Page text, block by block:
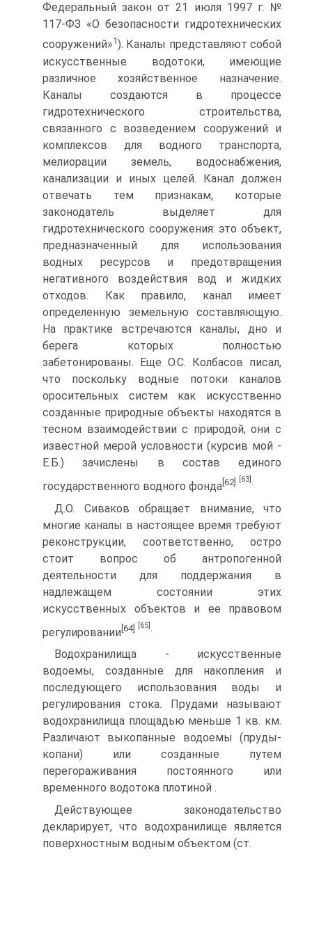
Федеральный закон от 21 июля 1997 г. №
117-ФЗ «О безопасности гидротехнических
сооружений»1). Каналы представляют собой
искусственные водотоки, имеющие
различное хозяйственное назначение.
Каналы создаются в процессе
гидротехнического строительства,
связанного с возведением сооружений и
комплексов для водного транспорта,
мелиорации земель, водоснабжения,
канализации и иных целей. Канал должен
отвечать тем признакам, которые
законодатель выделяет для
гидротехнического сооружения: это объект,
предназначенный для использования
водных ресурсов и предотвращения
негативного воздействия вод и жидких
отходов. Как правило, канал имеет
определенную земельную составляющую.
На практике встречаются каналы, дно и
берега которых полностью
забетонированы. Еще О.С. Колбасов писал,
что поскольку водные потоки каналов
оросительных систем как искусственно
созданные природные объекты находятся в
тесном взаимодействии с природой, они с
известной мерой условности (курсив мой -
Е.Б.) зачислены в состав единого
государственного водного фонда [62] [63] .
Д.О. Сиваков обращает внимание, что
многие каналы в настоящее время требуют
реконструкции, соответственно, остро
стоит вопрос об антропогенной
деятельности для поддержания в
надлежащем состоянии этих
искусственных объектов и ее правовом
регулировании [64] [65]
Водохранилища - искусственные
водоемы, созданные для накопления и
последующего использования воды и
регулирования стока. Прудами называют
водохранилища площадью меньше 1 кв. км.
Различают выкопанные водоемы (пруды-
копани) или созданные путем
перегораживания постоянного или
временного водотока плотиной .
Действующее законодательство
декларирует, что водохранилище является
поверхностным водным объектом (ст.